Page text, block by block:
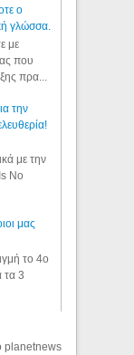
ο
γλώσσα.
με
που
πρα...
την
με την
No
μας
το 4ο
τα 3
planetnews